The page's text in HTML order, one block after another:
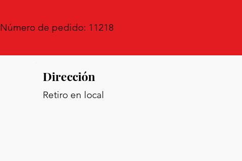
Número de pedido: 11218
Dirección
Retiro en local